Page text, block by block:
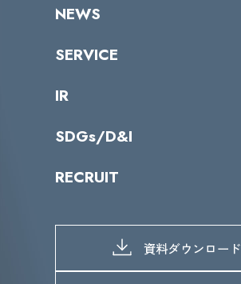
トップメッセージ
ミッション／ビジョン
パートナー企業一覧
NEWS
サイバーニュース
SERVICE
カテゴリー別サービス一覧
IR
IRカレンダー
IRライブラリー
よくあるご質問
SDGs/D&I
当グループのマテリアリティ
SDGs推進体制
D&Iの取り組み
RECRUIT
募集職種一覧
メッセージ
メンバーインタビュー
資料ダウンロード